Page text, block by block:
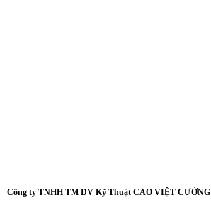
Công ty TNHH TM DV Kỹ Thuật CAO VIỆT CƯỜNG